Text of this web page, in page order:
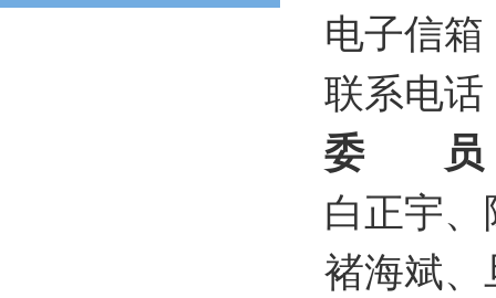
电子信
联系电
委 员
白正宇
褚海斌